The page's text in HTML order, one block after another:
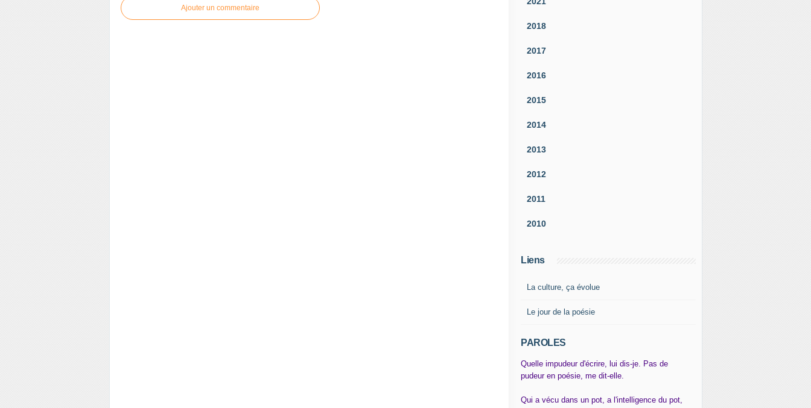
Ajouter un commentaire
2018
2017
2016
2015
2014
2013
2012
2011
2010
Liens
La culture, ça évolue
Le jour de la poésie
PAROLES
Quelle impudeur d'écrire, lui dis-je. Pas de
pudeur en poésie, me dit-elle.
Qui a vécu dans un pot, a l'intelligence du pot,